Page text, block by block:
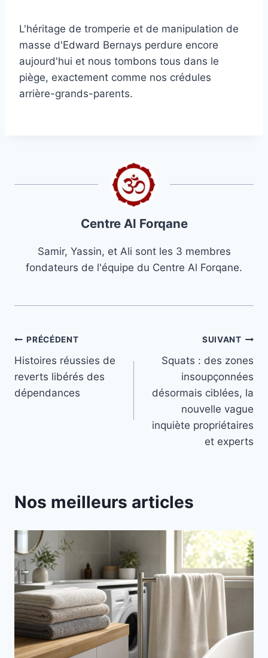
L'héritage de tromperie et de manipulation de
masse d'Edward Bernays perdure encore
aujourd'hui et nous tombons tous dans le
piège, exactement comme nos crédules
arrière-grands-parents.
Centre Al Forqane
Samir, Yassin, et Ali sont les 3 membres
fondateurs de l'équipe du Centre Al Forqane.
Navigation
de
l’article
PRÉCÉDENT
Histoires réussies de
reverts libérés des
dépendances
SUIVANT
Squats : des zones
insoupçonnées
désormais ciblées, la
nouvelle vague
inquiète propriétaires
et experts
Nos meilleurs articles